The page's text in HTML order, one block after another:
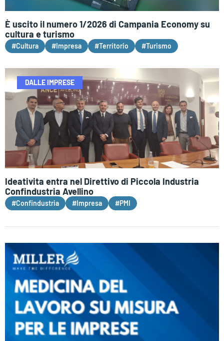
È uscito il numero 1/2026 di Campania Economy su
cultura e turismo
#Cultura #Impresa #Territorio #Turismo
DALLE IMPRESE
Ideativita entra nel Direttivo di Piccola Industria
Confindustria Avellino
#Confindustria #Impresa #PMI